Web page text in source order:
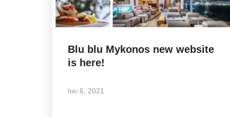
Blu blu Mykonos new website
is here!
Ιαν 6, 2021